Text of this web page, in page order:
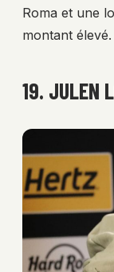
Roma et une
montant élevé.
19. JULEN